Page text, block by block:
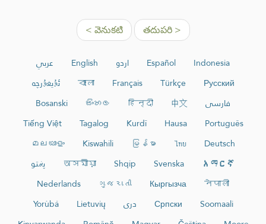
< వెనుకటి తదుపరి >
عربي English اردو Español
Indonesia
ئۇيغۇرچە
বাংলা Français Türkçe
Русский
Bosanski
සිංහල हिन्दी 中文
فارسی
Tiếng Việt
Tagalog Kurdî Hausa
Português
മലയാളം
Kiswahili မြန်မာ ไทย
Deutsch
پښتو
অসমীয়া Shqip Svenska
አማርኛ
Nederlands
ગુજરાતી Кыргызча
नेपाली
Yorùbá
Lietuvių دری Српски
Soomaali